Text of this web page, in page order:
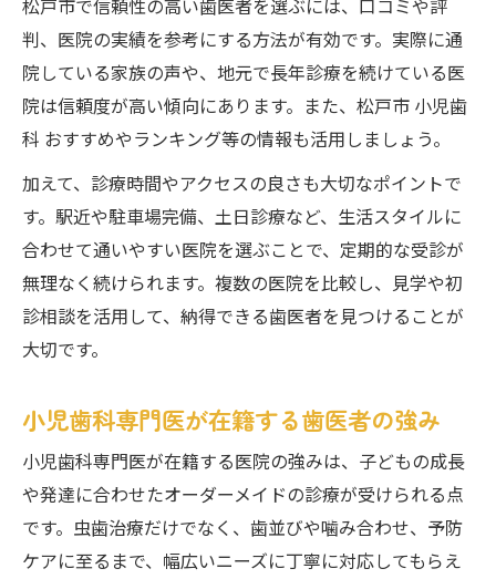
松戸市で信頼性の高い歯医者を選ぶには、口コミや評
判、医院の実績を参考にする方法が有効です。実際に通
院している家族の声や、地元で長年診療を続けている医
院は信頼度が高い傾向にあります。また、松戸市 小児歯
科 おすすめやランキング等の情報も活用しましょう。
加えて、診療時間やアクセスの良さも大切なポイントで
す。駅近や駐車場完備、土日診療など、生活スタイルに
合わせて通いやすい医院を選ぶことで、定期的な受診が
無理なく続けられます。複数の医院を比較し、見学や初
診相談を活用して、納得できる歯医者を見つけることが
大切です。
小児歯科専門医が在籍する歯医者の強み
小児歯科専門医が在籍する医院の強みは、子どもの成長
や発達に合わせたオーダーメイドの診療が受けられる点
です。虫歯治療だけでなく、歯並びや噛み合わせ、予防
ケアに至るまで、幅広いニーズに丁寧に対応してもらえ